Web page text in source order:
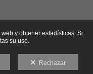
y obtener estadísticas. Si
su uso.
Rechazar